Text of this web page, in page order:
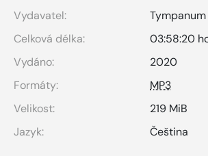
Vydavatel:
Tympanum
Celková délka:
03:58:20
Vydáno:
2020
Formáty:
MP3
Velikost:
219 MiB
Jazyk:
Čeština